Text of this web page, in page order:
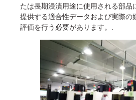
たは長期浸漬用途に使用される部
提供する適合性データおよび実際の
評価を行う必要があります。.